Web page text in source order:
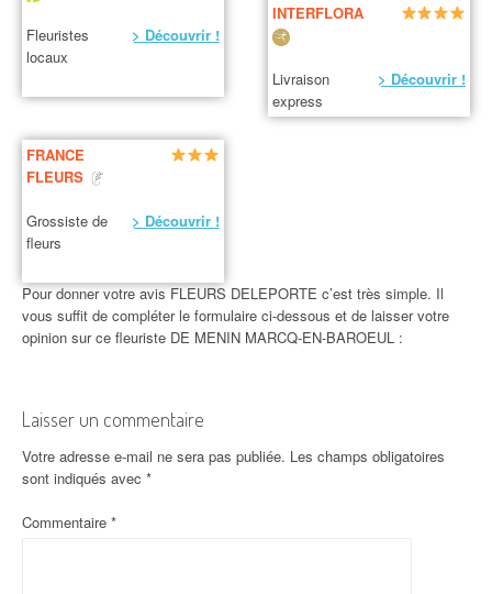
Fleuristes
locaux
> Découvrir !
INTERFLORA
Livraison
express
> Découvrir !
FRANCE
FLEURS
Grossiste de
fleurs
> Découvrir !
Pour donner votre avis FLEURS DELEPORTE c’est très simple. Il
vous suffit de compléter le formulaire ci-dessous et de laisser votre
opinion sur ce fleuriste DE MENIN MARCQ-EN-BAROEUL :
Laisser un commentaire
Votre adresse e-mail ne sera pas publiée. Les champs obligatoires
sont indiqués avec *
Commentaire *